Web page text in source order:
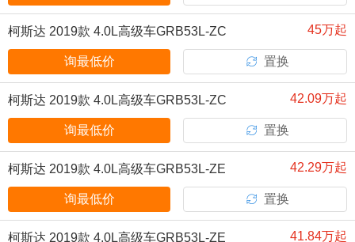
柯斯达 2019款 4.0L高级车GRB53L-ZC
MSK 20座特别版9GR
45万起
询最低价 置换
柯斯达 2019款 4.0L高级车GRB53L-ZC
MSK 20座9GR
42.09万起
询最低价 置换
柯斯达 2019款 4.0L高级车GRB53L-ZE
MSK 23座升级版9GR
42.29万起
询最低价 置换
柯斯达 2019款 4.0L高级车GRB53L-ZE 41.84万起